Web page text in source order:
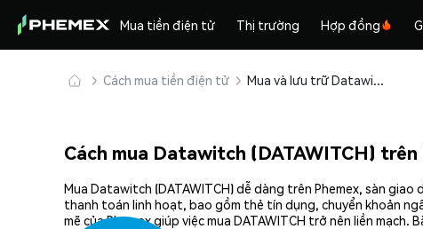
Mua tiền điện tử Thị trường Hợp đồng
Cách mua tiền điện tử Mua và lưu trữ Datawitch (DATAWITCH) an toàn
Cách mua Datawitch (DATAWITCH) trên
Mua Datawitch (DATAWITCH) dễ dàng trên Phemex, sàn
thanh toán linh hoạt, bao gồm thẻ tín dụng, chuyển khoản
mẽ của Phemex giúp việc mua DATAWITCH trở nên liền